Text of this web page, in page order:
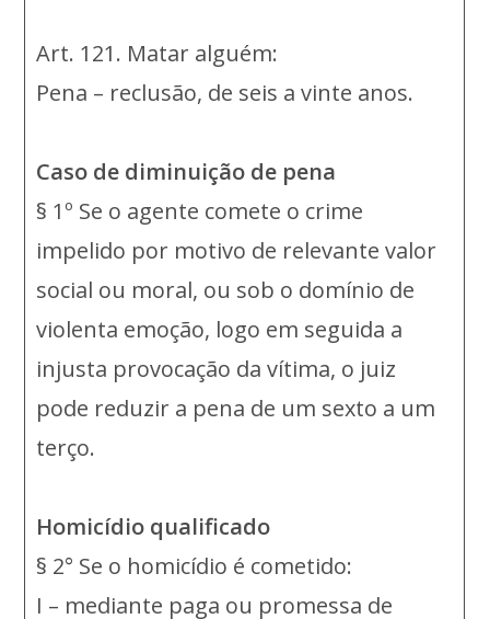
Art. 121. Matar alguém:
Pena – reclusão, de seis a vinte anos.
Caso de diminuição de pena
§ 1º Se o agente comete o crime
impelido por motivo de relevante valor
social ou moral, ou sob o domínio de
violenta emoção, logo em seguida a
injusta provocação da vítima, o juiz
pode reduzir a pena de um sexto a um
terço.
Homicídio qualificado
§ 2° Se o homicídio é cometido:
I – mediante paga ou promessa de